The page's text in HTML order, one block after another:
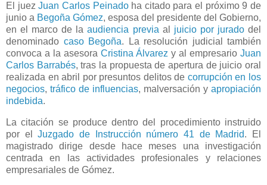
El juezJuan Carlos Peinadoha citado para el próximo 9 de
junio a Begoña Gómez, esposa del presidente del Gobierno,
en el marco de laaudiencia previa al juicio por juradodel
denominado caso Begoña. La resolución judicial también
convoca a la asesora Cristina Álvarez y al empresarioJuan
Carlos Barrabés, tras la propuesta de apertura de juicio oral
realizada en abril por presuntos delitos de corrupción en los
negocios, tráfico de influencias, malversación y apropiación
indebida.
La citación se produce dentro del procedimiento instruido
por elJuzgado de Instrucción número 41 de Madrid. El
magistrado dirige desde hace meses una investigación
centrada en las actividades profesionales y relaciones
empresariales de Gómez.